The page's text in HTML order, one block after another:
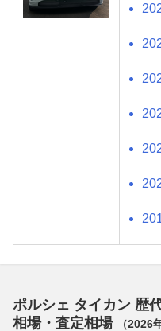
ポルシェ タイカン 歴
相場・査定相場
（2026